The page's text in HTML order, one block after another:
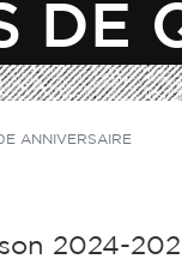
DE
ANNIVERSAIRE
2024-